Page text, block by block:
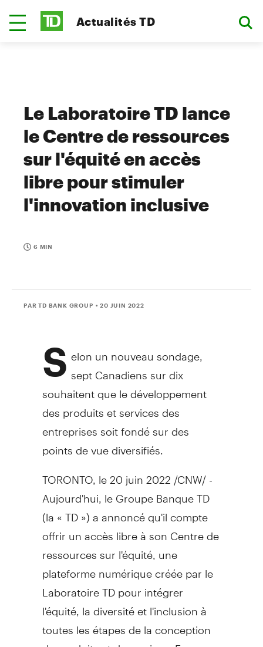
Actualités TD
Le Laboratoire TD lance
le Centre de ressources
sur l'équité en accès
libre pour stimuler
l'innovation inclusive
6 MIN
PAR TD BANK GROUP • 20 JUIN 2022
S elon un nouveau sondage,
sept Canadiens sur dix
souhaitent que le développement
des produits et services des
entreprises soit fondé sur des
points de vue diversifiés.
TORONTO, le 20 juin 2022 /CNW/ -
Aujourd'hui, le Groupe Banque TD
(la « TD ») a annoncé qu'il compte
offrir un accès libre à son Centre de
ressources sur l'équité, une
plateforme numérique créée par le
Laboratoire TD pour intégrer
l'équité, la diversité et l'inclusion à
toutes les étapes de la conception